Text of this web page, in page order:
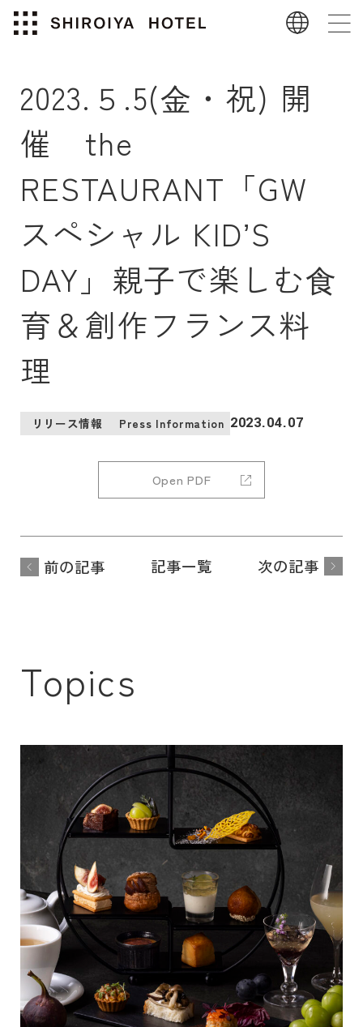
2023.５.5(⾦・祝) 開
催 the
RESTAURANT「GW
スペシャル KIDʼS
DAY」親⼦で楽しむ⾷
育＆創作フランス料
理
リリース情報 Press Information 2023.04.07
Open PDF
前の記事 記事一覧 次の記事
Topics